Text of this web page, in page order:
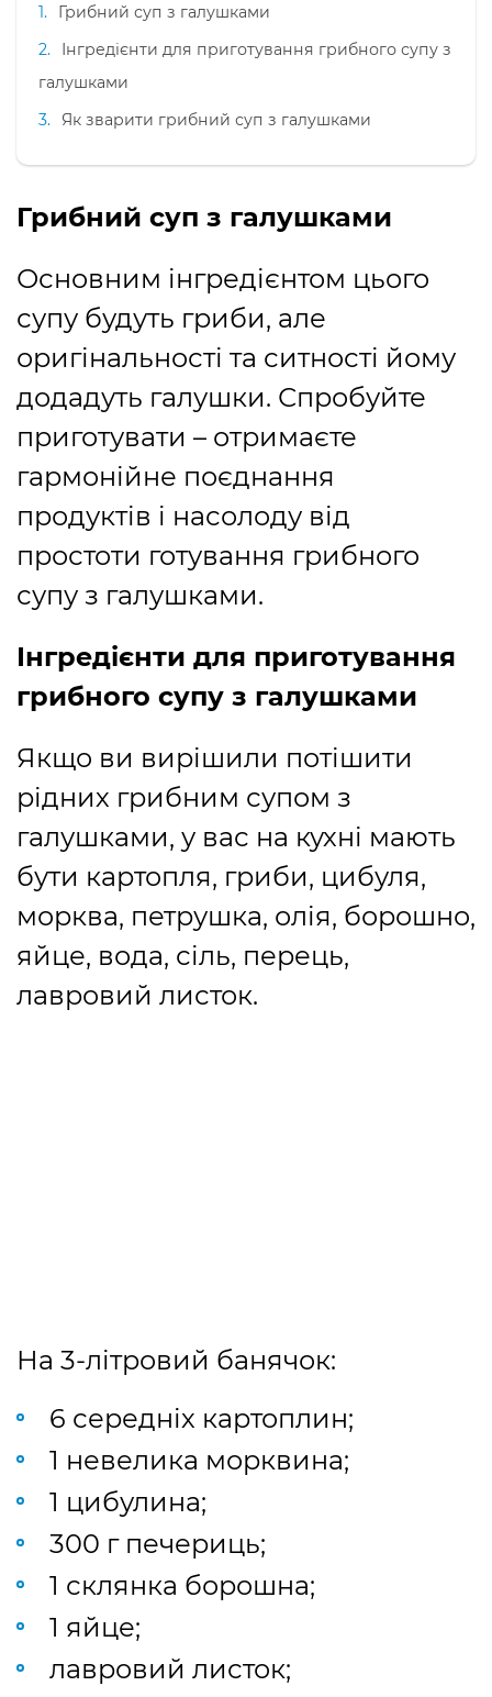
Грибний суп з галушками
Інгредієнти для приготування грибного супу з
галушками
Як зварити грибний суп з галушками
Грибний суп з галушками
Основним інгредієнтом цього
супу будуть гриби, але
оригінальності та ситності йому
додадуть галушки. Спробуйте
приготувати – отримаєте
гармонійне поєднання
продуктів і насолоду від
простоти готування грибного
супу з галушками.
Інгредієнти для приготування
грибного супу з галушками
Якщо ви вирішили потішити
рідних грибним супом з
галушками, у вас на кухні мають
бути картопля, гриби, цибуля,
морква, петрушка, олія, борошно,
яйце, вода, сіль, перець,
лавровий листок.
На 3-літровий банячок:
6 середніх картоплин;
1 невелика морквина;
1 цибулина;
300 г печериць;
1 склянка борошна;
1 яйце;
лавровий листок;